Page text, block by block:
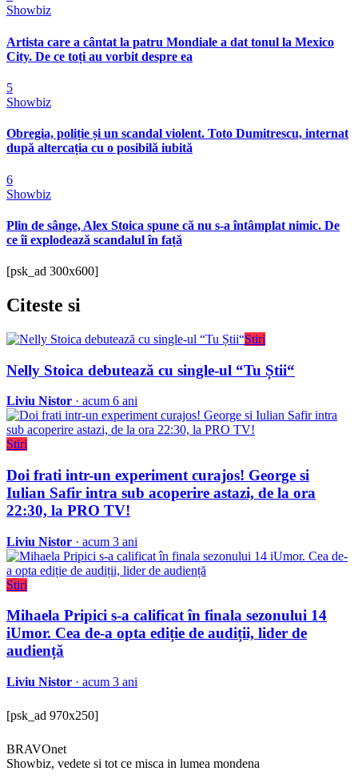
Showbiz
Artista care a cântat la patru Mondiale a dat tonul la Mexico
City. De ce toți au vorbit despre ea
5
Showbiz
Obregia, poliție și un scandal violent. Toto Dumitrescu, internat
după altercația cu o posibilă iubită
6
Showbiz
Plin de sânge, Alex Stoica spune că nu s-a întâmplat nimic. De
ce îi explodează scandalul în față
[psk_ad 300x600]
Citeste si
Stiri
Nelly Stoica debutează cu single-ul “Tu Știi“
Liviu Nistor · acum 6 ani
Stiri
Doi frati intr-un experiment curajos! George si
Iulian Safir intra sub acoperire astazi, de la ora
22:30, la PRO TV!
Liviu Nistor · acum 3 ani
Stiri
Mihaela Pripici s-a calificat în finala sezonului 14
iUmor. Cea de-a opta ediție de audiții, lider de
audiență
Liviu Nistor · acum 3 ani
[psk_ad 970x250]
BRAVOnet
Showbiz, vedete si tot ce misca in lumea mondena